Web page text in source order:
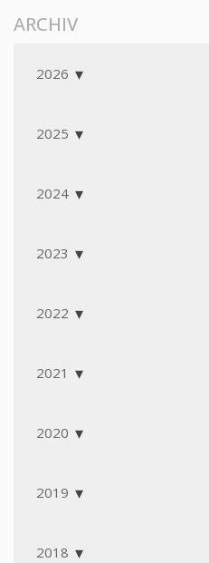
ARCHIV
2026
2025
2024
2023
2022
2021
2020
2019
2018